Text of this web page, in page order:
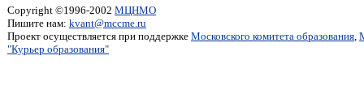
Copyright ©1996-2002 МЦНМО
Пишите нам: kvant@mccme.ru
Проект осуществляется при поддержке Московского комитета образования,
"Курьер образования"